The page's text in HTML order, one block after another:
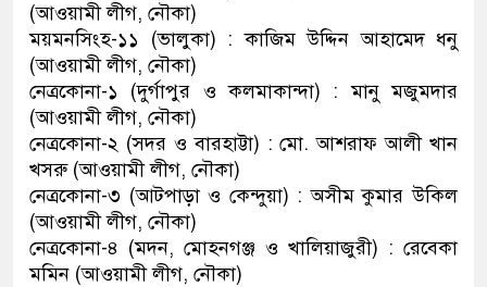
(আওয়ামী লীগ, নৌকা)
ময়মনসিংহ-১১ (ভালুকা) : কাজিম উদ্দিন আহামেদ ধনু
(আওয়ামী লীগ, নৌকা)
নেত্রকোনা-১ (দুর্গাপুর ও কলমাকান্দা) : মানু মজুমদার
(আওয়ামী লীগ, নৌকা)
নেত্রকোনা-২ (সদর ও বারহাট্টা) : মো. আশরাফ আলী খান
খসরু (আওয়ামী লীগ, নৌকা)
নেত্রকোনা-৩ (আটপাড়া ও কেন্দুয়া) : অসীম কুমার উকিল
(আওয়ামী লীগ, নৌকা)
নেত্রকোনা-৪ (মদন, মোহনগঞ্জ ও খালিয়াজুরী) : রেবেকা
মমিন (আওয়ামী লীগ, নৌকা)